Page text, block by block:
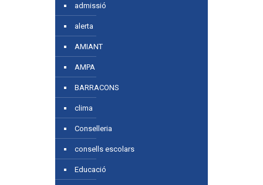
admissió
alerta
AMIANT
AMPA
BARRACONS
clima
Conselleria
consells escolars
Educació